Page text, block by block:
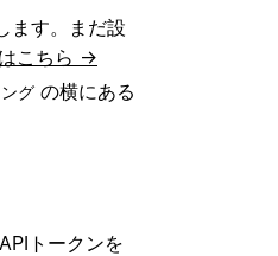
ます。まだ設
こちら →
グ の横にある
トークンを